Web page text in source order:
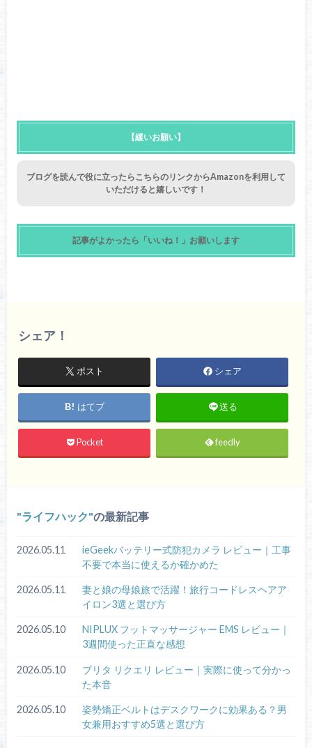
【緩いお願い】
ブログを読んで役に立ったらこちらのリンクからAmazonを利用して
いただけると嬉しいです！
記事がよかったら「いいね！」お願いします
シェア！
ポスト シェア
はてブ 送る
Pocket feedly
ライフハック の最新記事
2026.05.11
ieGeekバッテリー式防犯カメラ レビュー｜工事
不要で本当に使えるか確かめた
2026.05.11
妻と娘の母娘旅で活躍！旅行コードレスヘアア
イロン3選と選び方
2026.05.10
NIPLUX フットマッサージャー EMS レビュー｜
3週間使った正直な感想
2026.05.10
ブリタ リクエリ レビュー｜実際に使って分かっ
た本音
2026.05.10
姿勢矯正ベルトはデスクワークに効果ある？男
女兼用おすすめ5選と選び方